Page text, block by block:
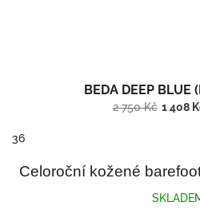
BEDA DEEP
2 750 Kč 1 408
36
Celoroční kožené